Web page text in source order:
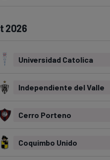
2026
Universidad Catolica
Independiente del Valle
Cerro Porteno
Coquimbo Unido